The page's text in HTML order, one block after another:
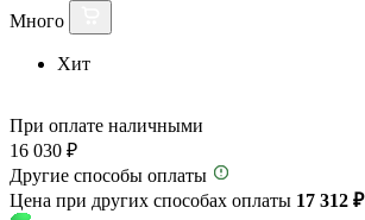
Много
Хит
При оплате наличными
16 030 ₽
Другие способы оплаты
Цена при других способах оплаты 17 312 ₽